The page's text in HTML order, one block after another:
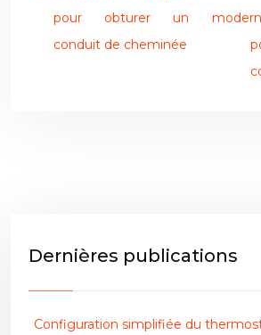
pour obturer un
conduit de cheminée
Dernières publications
Configuration simplifiée du